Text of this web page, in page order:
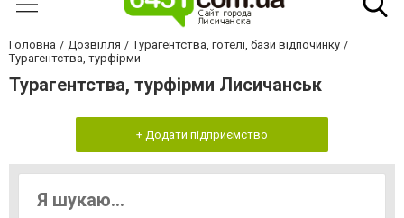
Головна Дозвілля
Турагентства, готелі, бази відпочинку
Турагентства, турфірми
Турагентства, турфірми Лисичанськ
+ Додати підприємство